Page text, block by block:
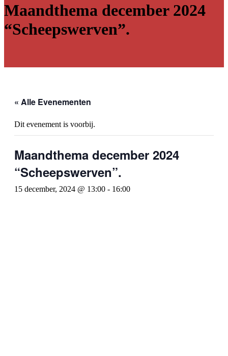
Maandthema december 2024
“Scheepswerven”.
« Alle Evenementen
Dit evenement is voorbij.
Maandthema december 2024
“Scheepswerven”.
15 december, 2024 @ 13:00 - 16:00